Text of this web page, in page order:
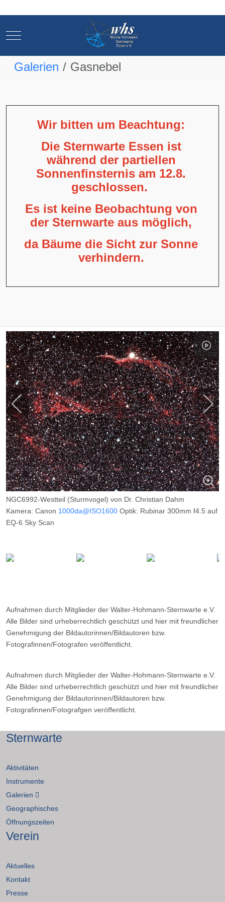
Mobile Menu Toggle
Galerien Gasnebel
Wir bitten um Beachtung:
Die Sternwarte Essen ist
während der partiellen
Sonnenfinsternis am 12.8.
geschlossen.
Es ist keine Beobachtung von
der Sternwarte aus möglich,
da Bäume die Sicht zur Sonne
verhindern.
NGC6992-Westteil (Sturmvogel) von Dr. Christian Dahm
Kamera: Canon 1000da@ISO1600 Optik: Rubinar 300mm f4.5 auf
EQ-6 Sky Scan
Ort: Wilkenberg (Sauerland)
Aufnahmen durch Mitglieder der Walter-Hohmann-Sternwarte e.V.
Alle Bilder sind urheberrechtlich geschützt und hier mit freundlicher
Genehmigung der Bildautorinnen/Bildautoren bzw.
Fotografinnen/Fotografen veröffentlicht.
Aufnahmen durch Mitglieder der Walter-Hohmann-Sternwarte e.V.
Alle Bilder sind urheberrechtlich geschützt und hier mit freundlicher
Genehmigung der Bildautorinnen/Bildautoren bzw.
Fotografinnen/Fotografgen veröffentlicht.
Sternwarte
Aktivitäten
Instrumente
Galerien
Geographisches
Öffnungszeiten
Verein
Aktuelles
Kontakt
Presse